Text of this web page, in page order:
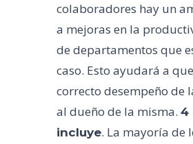
colaboradores hay un
a mejoras en la
de departamentos que
caso. Esto ayudará a
correcto desempeño de
al dueño de la misma. 4
incluye. La mayoría de